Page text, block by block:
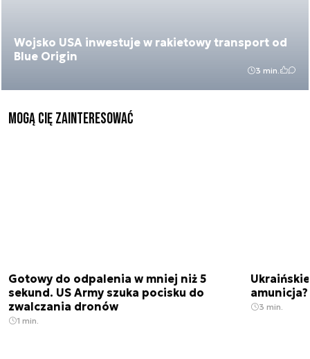
Wojsko USA inwestuje w rakietowy transport od
Blue Origin
3 min.
Mogą Cię zainteresować
Gotowy do odpalenia w mniej niż 5
sekund. US Army szuka pocisku do
zwalczania dronów
1 min.
amunicja?
3 min.